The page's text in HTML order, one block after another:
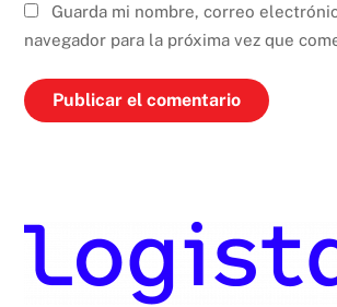
Guarda mi nombre, correo
navegador para la próxima vez que